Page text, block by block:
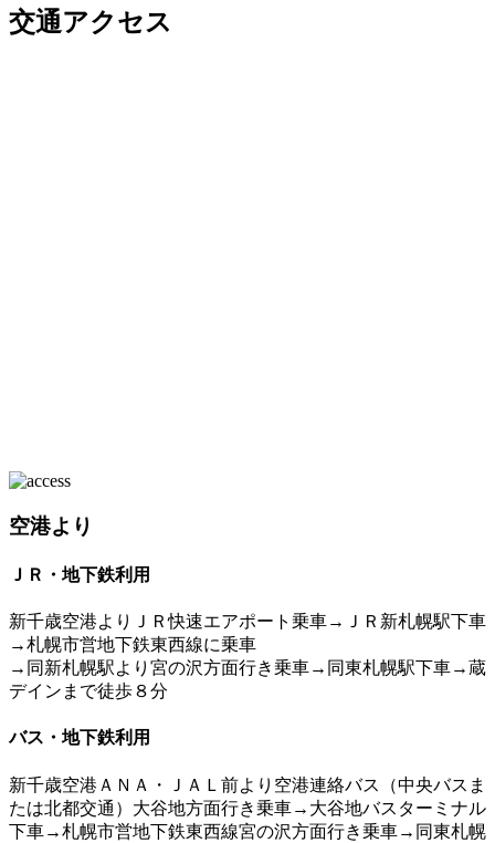
交通アクセス
空港より
ＪＲ・地下鉄利用
新千歳空港よりＪＲ快速エアポート乗車→ＪＲ新札幌駅下車
→札幌市営地下鉄東西線に乗車
→同新札幌駅より宮の沢方面行き乗車→同東札幌駅下車→蔵
デインまで徒歩８分
バス・地下鉄利用
新千歳空港ＡＮＡ・ＪＡＬ前より空港連絡バス（中央バスま
たは北都交通）大谷地方面行き乗車→大谷地バスターミナル
下車→札幌市営地下鉄東西線宮の沢方面行き乗車→同東札幌